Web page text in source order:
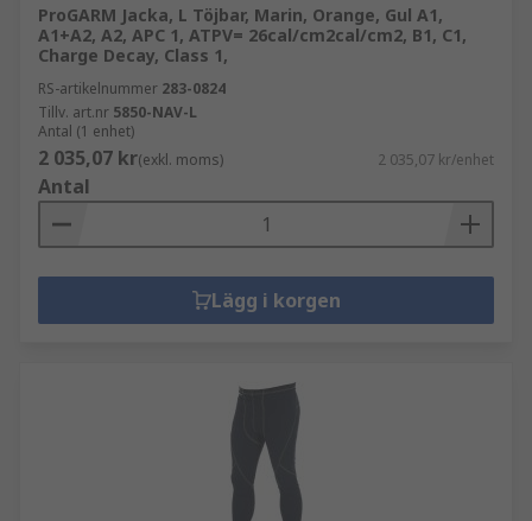
ProGARM Jacka, L Töjbar, Marin, Orange, Gul A1,
A1+A2, A2, APC 1, ATPV= 26cal/cm2cal/cm2, B1, C1,
Charge Decay, Class 1,
RS-artikelnummer 283-0824
Tillv. art.nr 5850-NAV-L
Antal (1 enhet)
2 035,07 kr(exkl. moms) 2 035,07 kr/enhet
Antal
Lägg i korgen